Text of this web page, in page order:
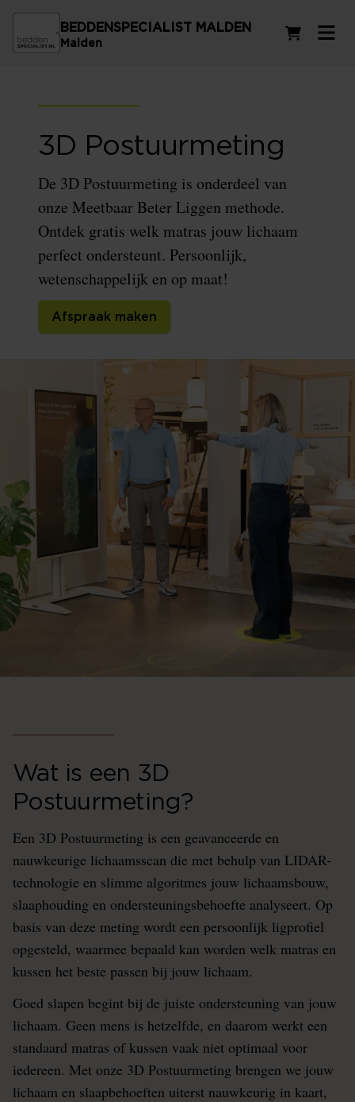
BEDDENSPECIALIST MALDEN
Malden
3D Postuurmeting
De 3D Postuurmeting is onderdeel van
onze Meetbaar Beter Liggen methode.
Ontdek gratis welk matras jouw lichaam
perfect ondersteunt. Persoonlijk,
wetenschappelijk en op maat!
Afspraak maken
Wat is een 3D
Postuurmeting?
Een 3D Postuurmeting is een geavanceerde en
nauwkeurige lichaamsscan die met behulp van LIDAR-
technologie en slimme algoritmes jouw lichaamsbouw,
slaaphouding en ondersteuningsbehoefte analyseert. Op
basis van deze meting wordt een persoonlijk ligprofiel
opgesteld, waarmee bepaald kan worden welk matras en
kussen het beste passen bij jouw lichaam.
Goed slapen begint bij de juiste ondersteuning van jouw
lichaam. Geen mens is hetzelfde, en daarom werkt een
standaard matras of kussen vaak niet optimaal voor
iedereen. Met onze 3D Postuurmeting brengen we jouw
lichaam en slaapbehoeften uiterst nauwkeurig in kaart,